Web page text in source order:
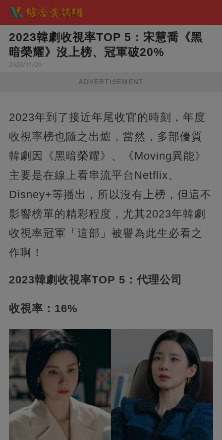
2023韓劇收視率TOP 5：宋慧喬《黑
暗榮耀》沒上榜、冠軍破20%
2023/11/29
ADVERTISEMENT
2023年到了接近年尾收官的時刻，年度
收視率榜也隨之出爐，當然，多部優質
韓劇因《黑暗榮耀》、《Moving異能》
主要是在線上看串流平台Netflix、
Disney+等播出，所以沒有上榜，但這不
影響榜單的精彩程度，尤其2023年韓劇
收視率冠軍「這部」被譽為此生必看之
作啊！
2023韓劇收視率TOP 5：代理公司
收視率：16%